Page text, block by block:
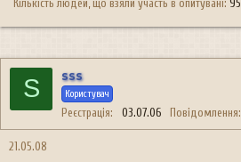
Кількість людей, що взяли участь в опитувані 95
S sss
Користувач
Реєстрація 03.07.06 Повідомлення
21.05.08